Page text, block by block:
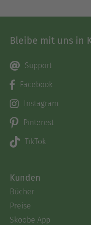
Bleibe mit uns in
Support
Facebook
Instagram
Pinterest
TikTok
Kunden
Bücher
Preise
Skoobe App